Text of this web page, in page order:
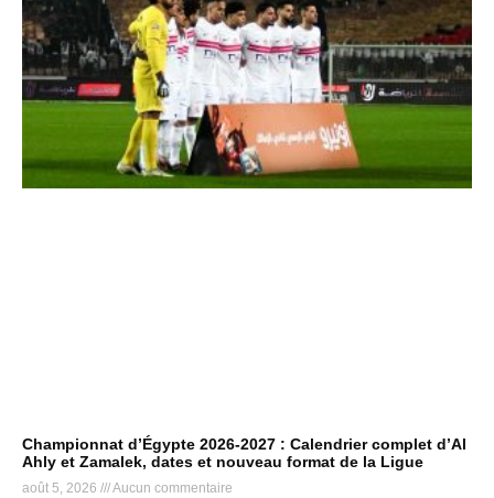
Championnat d’Égypte 2026-2027 : Calendrier complet d’Al
Ahly et Zamalek, dates et nouveau format de la Ligue
août 5, 2026 Aucun commentaire